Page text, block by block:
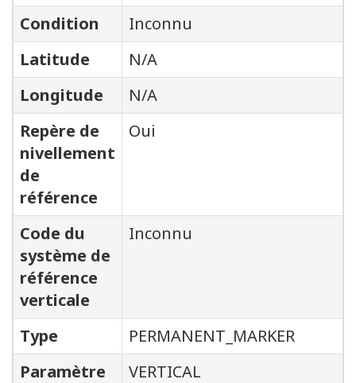
Condition
Inconnu
Latitude
N/A
Longitude
N/A
Repère de
nivellement
de
référence
Oui
Code du
système de
référence
verticale
Inconnu
Type
PERMANENT_MARKER
Paramètre
VERTICAL